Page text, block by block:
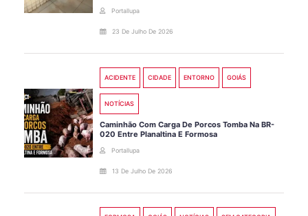
Portallupa
23 De Julho De 2026
ACIDENTE CIDADE ENTORNO GOIÁS
NOTÍCIAS
Caminhão Com Carga De Porcos Tomba Na BR-
020 Entre Planaltina E Formosa
Portallupa
13 De Julho De 2026